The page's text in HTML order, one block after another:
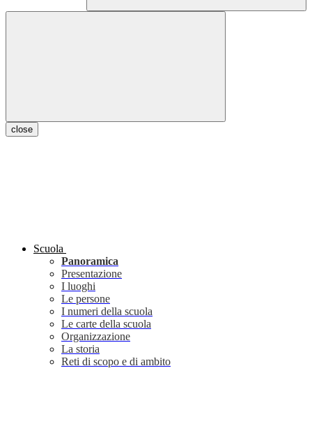
close
Scuola
Panoramica
Presentazione
I luoghi
Le persone
I numeri della scuola
Le carte della scuola
Organizzazione
La storia
Reti di scopo e di ambito